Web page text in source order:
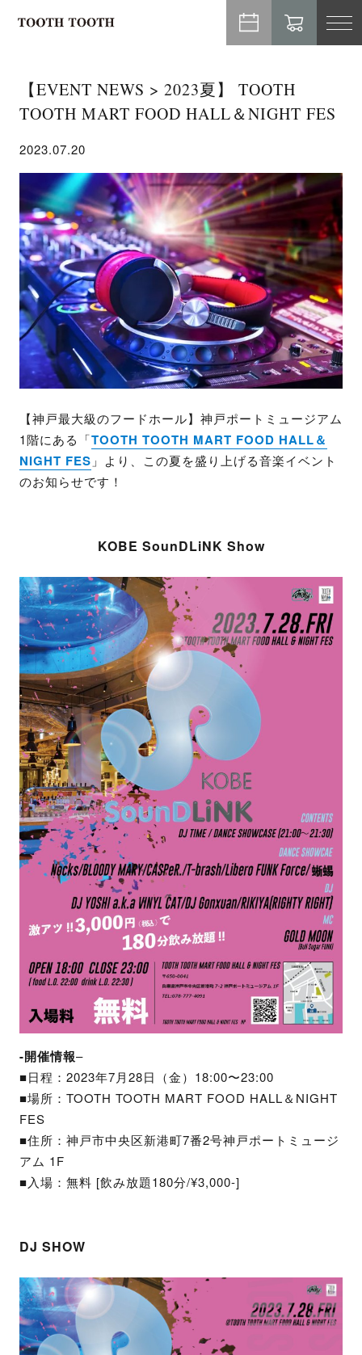
【EVENT NEWS > 2023夏】 TOOTH
TOOTH MART FOOD HALL＆NIGHT FES
2023.07.20
【神戸最大級のフードホール】神戸ポートミュージアム
1階にある「TOOTH TOOTH MART FOOD HALL＆
NIGHT FES 」より、この夏を盛り上げる音楽イベント
のお知らせです！
KOBE SounDLiNK Show
-開催情報–
■日程：2023年7月28日（金）18:00〜23:00
■場所：TOOTH TOOTH MART FOOD HALL＆NIGHT
FES
■住所：神戸市中央区新港町7番2号神戸ポートミュージ
アム 1F
■入場：無料 [飲み放題180分/¥3,000-]
DJ SHOW